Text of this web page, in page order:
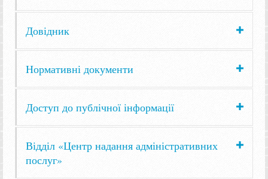
Довідник
Нормативні документи
Доступ до публічної інформації
Відділ «Центр надання адміністративних
послуг»